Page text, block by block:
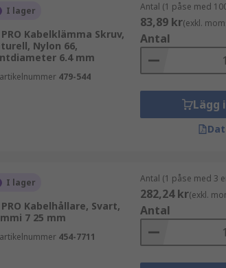
I lager
PRO Kabelklämma Skruv,
Nylon 66,
6.4 mm
artikelnummer 479-544
Antal (1 påse med
83,89 kr(exkl.
Antal
Lägg
I lager
PRO Kabelhållare, Svart,
7 25 mm
artikelnummer 454-7711
Antal (1 påse med 3
282,24 kr(exkl.
Antal